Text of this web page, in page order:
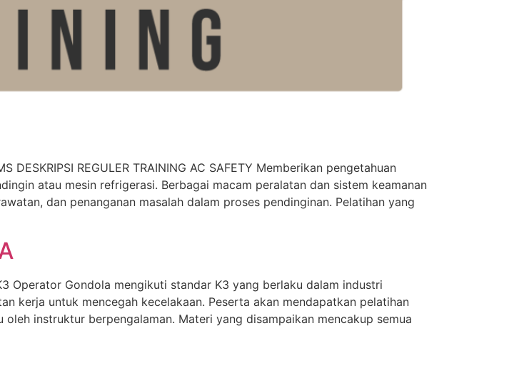
DESKRIPSI REGULER TRAINING AC SAFETY Memberikan pengetahuan
atau mesin refrigerasi. Berbagai macam peralatan dan sistem keamanan
dan penanganan masalah dalam proses pendinginan. Pelatihan yang
Operator Gondola mengikuti standar K3 yang berlaku dalam industri
kerja untuk mencegah kecelakaan. Peserta akan mendapatkan pelatihan
instruktur berpengalaman. Materi yang disampaikan mencakup semua